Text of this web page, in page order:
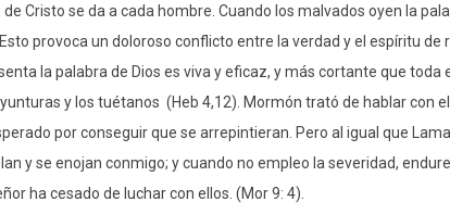
de Cristo se da a cada hombre. Cuando los malvados oyen la
provoca un doloroso conflicto entre la verdad y el espíritu
la palabra de Dios es viva y eficaz, y más cortante que
y los tuétanos (Heb 4,12). Mormón trató de hablar con
por conseguir que se arrepintieran. Pero al igual que
y se enojan conmigo; y cuando no empleo la severidad,
ha cesado de luchar con ellos. (Mor 9: 4).